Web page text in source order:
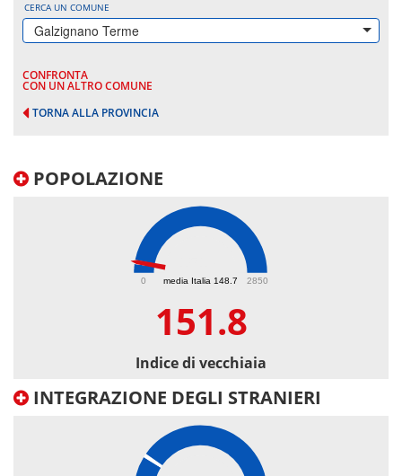
CERCA UN COMUNE
Galzignano Terme
CONFRONTA
CON UN ALTRO COMUNE
TORNA ALLA PROVINCIA
POPOLAZIONE
media Italia 148.7
0 2850
151.8
Indice di vecchiaia
INTEGRAZIONE DEGLI STRANIERI